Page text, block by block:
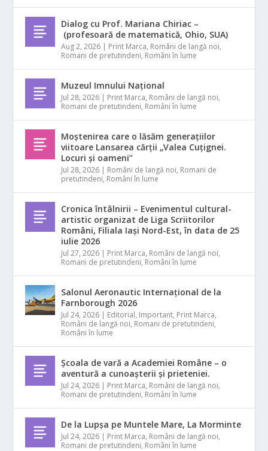
Dialog cu Prof. Mariana Chiriac –
(profesoară de matematică, Ohio, SUA)
Aug 2, 2026 | Print Marca, Români de langă noi,
Romani de pretutindeni, Români în lume
Muzeul Imnului Național
Jul 28, 2026 | Print Marca, Români de langă noi,
Romani de pretutindeni, Români în lume
Moștenirea care o lăsăm generațiilor
viitoare Lansarea cărții „Valea Cuțignei.
Locuri și oameni”
Jul 28, 2026 | Români de langă noi, Romani de
pretutindeni, Români în lume
Cronica întâlnirii – Evenimentul cultural-
artistic organizat de Liga Scriitorilor
Români, Filiala Iași Nord-Est, în data de 25
iulie 2026
Jul 27, 2026 | Print Marca, Români de langă noi,
Romani de pretutindeni, Români în lume
Salonul Aeronautic Internațional de la
Farnborough 2026
Jul 24, 2026 | Editorial, Important, Print Marca,
Români de langă noi, Romani de pretutindeni,
Români în lume
Școala de vară a Academiei Române – o
aventură a cunoașterii și prieteniei.
Jul 24, 2026 | Print Marca, Români de langă noi,
Romani de pretutindeni, Români în lume
De la Lupșa pe Muntele Mare, La Morminte
Jul 24, 2026 | Print Marca, Români de langă noi,
Romani de pretutindeni, Români în lume